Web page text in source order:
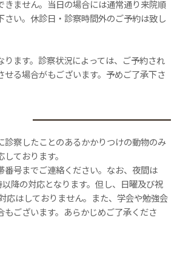
きません。当日の場合には通常通り来院順
さい。休診日・診察時間外のご予約は致し
ます。診察状況によっては、ご予約され
せる場合がもございます。予めご了承下さ
診察したことのあるかかりつけの動物のみ
ております。
番号までご連絡ください。なお、夜間は
降の対応となります。但し、日曜及び祝
応はしておりません。また、学会や勉強会
もございます。あらかじめご了承くださ